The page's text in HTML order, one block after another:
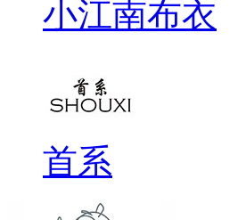
小江南布衣
首系